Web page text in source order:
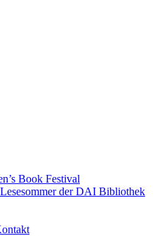
Book Festival
der DAI Bibliothek